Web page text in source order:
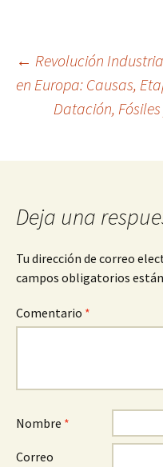
entradas
← Revolución
en Europa: Causas,
Datación,
Deja una
Tu dirección de correo
campos obligatorios
Comentario *
Nombre *
Correo